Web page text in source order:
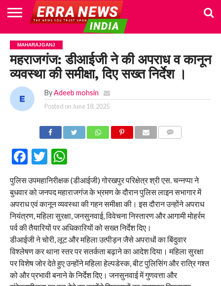
HOME
POLITICS
NEWS
BUSINESS
CULTURE
NATIONAL
SPORTS
LIFESTYLE
TRAVEL
OPINION
BREAKING
NEWS
ENTERTAINMENT
WORLD
CRIME
JOIN
US
MAHARAJGANJ
महराजगंज: डीआईजी ने की अपराध व कानून
व्यवस्था की समीक्षा, दिए सख्त निर्देश ।
By Adeeb mohsin
Posted on June 18, 2025
Facebook
Twitter
WhatsApp
पुलिस उपमहानिरीक्षक (डीआईजी) गोरखपुर परिक्षेत्र श्री एस. चन्नप्पा ने
बुधवार को जनपद महाराजगंज के भ्रमण के दौरान पुलिस लाइन सभागार में
अपराध एवं कानून व्यवस्था की गहन समीक्षा की। इस दौरान उन्होंने अपराध
नियंत्रण, महिला सुरक्षा, जनसुनवाई, विवेचना निस्तारण और आगामी मोहर्रम
पर्व की तैयारियों पर अधिकारियों को सख्त निर्देश दिए।
डीआईजी ने चोरी, लूट और महिला उत्पीड़न जैसे अपराधों का बिंदुवार
विश्लेषण कर थाना स्तर पर सतर्कता बढ़ाने का आदेश दिया। महिला सुरक्षा
पर विशेष जोर देते हुए उन्होंने महिला हेल्पडेस्क, बीट पुलिसिंग और रात्रि गश्त
को और प्रभावी बनाने के निर्देश दिए। जनसुनवाई में गुणवत्ता और